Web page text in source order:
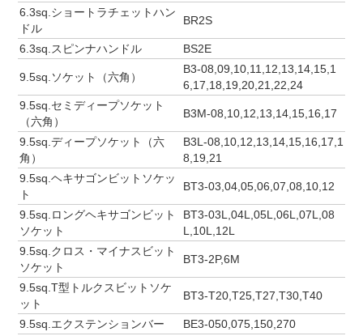
6.3sq.ショートラチェットハン
ドル
BR2S
6.3sq.スピンナハンドル BS2E
9.5sq.ソケット（六角）
B3-08,09,10,11,12,13,14,15,1
6,17,18,19,20,21,22,24
9.5sq.セミディープソケット
（六角）
B3M-08,10,12,13,14,15,16,17
9.5sq.ディープソケット（六
角）
B3L-08,10,12,13,14,15,16,17,1
8,19,21
9.5sq.ヘキサゴンビットソケッ
ト
BT3-03,04,05,06,07,08,10,12
9.5sq.ロングヘキサゴンビット
ソケット
BT3-03L,04L,05L,06L,07L,08
L,10L,12L
9.5sq.クロス・マイナスビット
ソケット
BT3-2P,6M
9.5sq.T型トルクスビットソケ
ット
BT3-T20,T25,T27,T30,T40
9.5sq.エクステンションバー BE3-050,075,150,270